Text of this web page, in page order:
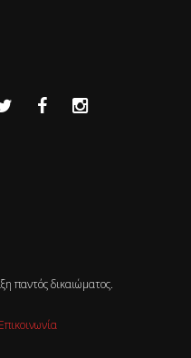
παντός δικαιώματος.
Επικοινωνία